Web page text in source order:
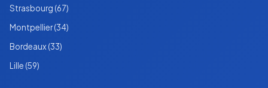
Strasbourg (67)
Montpellier (34)
Bordeaux (33)
Lille (59)